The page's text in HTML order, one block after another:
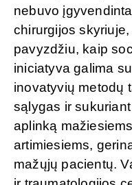
nebuvo
chirurgijos
pavyzdžiu, kaip
iniciatyva galima
inovatyvių metodų
sąlygas ir
aplinką
artimiesiems,
mažųjų pacientų.